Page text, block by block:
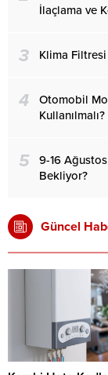
İlaçlama ve
3 Klima
4
Otomobil
Kullanılmalı?
5
9-16
Bekliyor?
Güncel